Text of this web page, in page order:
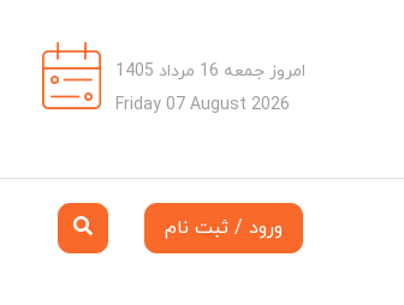
امروز جمعه 16 مرداد 1405
Friday 07 August 2026
ورود / ثبت نام